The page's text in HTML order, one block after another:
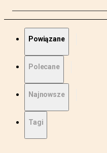
Powiązane
Polecane
Najnowsze
Tagi